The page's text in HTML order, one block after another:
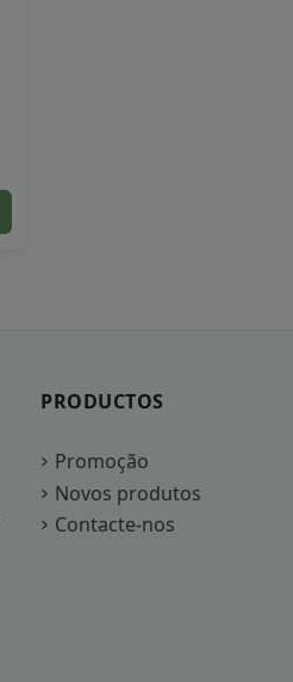
PRODUCTOS
Promoção
Novos produtos
Contacte-nos